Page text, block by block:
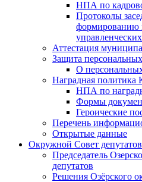
НПА по
Протоколы
формированию
Аттестация
Защита
О
Наградная политика
НПА по
Формы
Героические
Перечень
Открытые данные
Окружной Совет депутатов
Председатель
депутатов
Решения Озёрского